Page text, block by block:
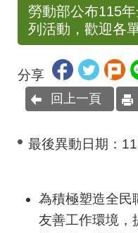
勞動部公布115
列活動，歡迎各
分享
回上一頁
最後異動日期：
為積極塑造全民
友善工作環境，